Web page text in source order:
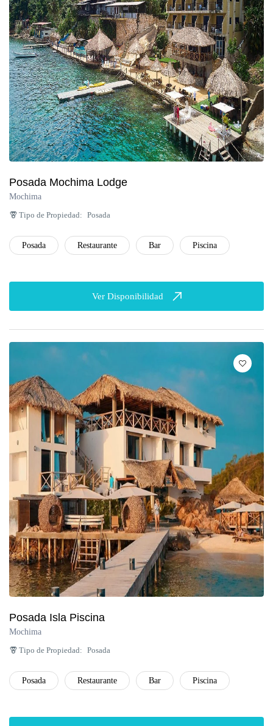
Península de Paria
Anzoátegui
Colonia Tovar
Catatumbo
Posada Mochima Lodge
Mochima
Tipo de Propiedad: Posada
Posada Restaurante Bar Piscina
Ver Disponibilidad
Posada Isla Piscina
Mochima
Tipo de Propiedad: Posada
Posada Restaurante Bar Piscina